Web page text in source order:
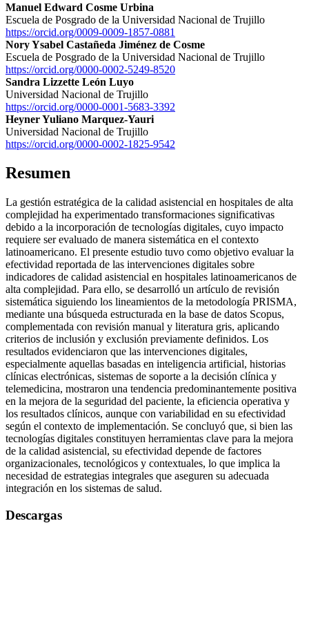
Manuel Edward Cosme Urbina
Escuela de Posgrado de la Universidad Nacional de Trujillo
https://orcid.org/0009-0009-1857-0881
Nory Ysabel Castañeda Jiménez de Cosme
Escuela de Posgrado de la Universidad Nacional de Trujillo
https://orcid.org/0000-0002-5249-8520
Sandra Lizzette León Luyo
Universidad Nacional de Trujillo
https://orcid.org/0000-0001-5683-3392
Heyner Yuliano Marquez-Yauri
Universidad Nacional de Trujillo
https://orcid.org/0000-0002-1825-9542
Resumen
La gestión estratégica de la calidad asistencial en hospitales de alta
complejidad ha experimentado transformaciones significativas
debido a la incorporación de tecnologías digitales, cuyo impacto
requiere ser evaluado de manera sistemática en el contexto
latinoamericano. El presente estudio tuvo como objetivo evaluar la
efectividad reportada de las intervenciones digitales sobre
indicadores de calidad asistencial en hospitales latinoamericanos de
alta complejidad. Para ello, se desarrolló un artículo de revisión
sistemática siguiendo los lineamientos de la metodología PRISMA,
mediante una búsqueda estructurada en la base de datos Scopus,
complementada con revisión manual y literatura gris, aplicando
criterios de inclusión y exclusión previamente definidos. Los
resultados evidenciaron que las intervenciones digitales,
especialmente aquellas basadas en inteligencia artificial, historias
clínicas electrónicas, sistemas de soporte a la decisión clínica y
telemedicina, mostraron una tendencia predominantemente positiva
en la mejora de la seguridad del paciente, la eficiencia operativa y
los resultados clínicos, aunque con variabilidad en su efectividad
según el contexto de implementación. Se concluyó que, si bien las
tecnologías digitales constituyen herramientas clave para la mejora
de la calidad asistencial, su efectividad depende de factores
organizacionales, tecnológicos y contextuales, lo que implica la
necesidad de estrategias integrales que aseguren su adecuada
integración en los sistemas de salud.
Descargas